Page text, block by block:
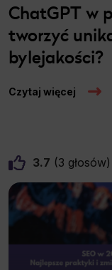
ChatGPT w
tworzyć
bylejakości?
Czytaj więcej
3.7 3